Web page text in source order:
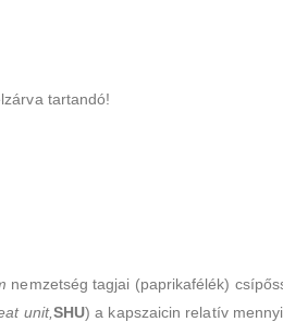
tartandó!
nemzetség tagjai (paprikafélék)
unit,SHU) a kapszaicin relatív